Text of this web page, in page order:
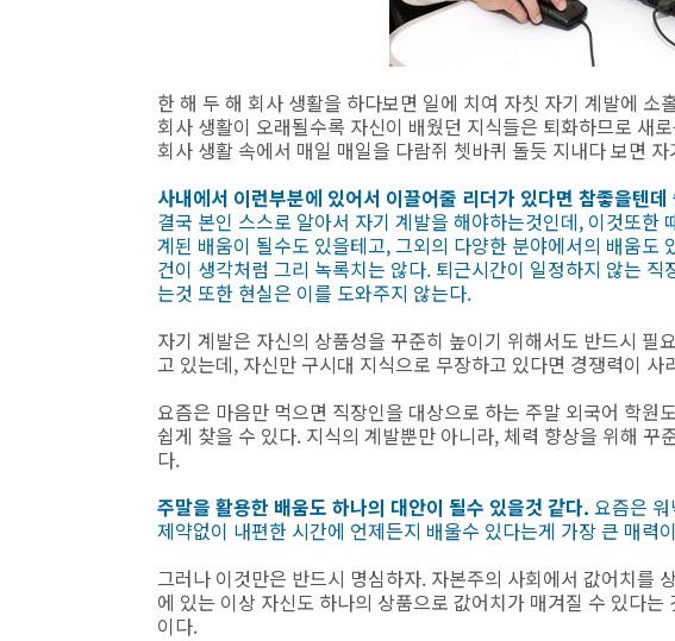
한 해 두 해 회사 생활을 하다보면 일에 치여 자칫 자기 계발에 소
회사 생활이 오래될수록 자신이 배웠던 지식들은 퇴화하므로 새
회사 생활 속에서 매일 매일을 다람쥐 쳇바퀴 돌듯 지내다 보면
사내에서 이런부분에 있어서 이끌어줄 리더가 있다면 참좋을텐
결국 본인 스스로 알아서 자기 계발을 해야하는것인데, 이것또한
계된 배움이 될수도 있을테고, 그외의 다양한 분야에서의 배움도
건이 생각처럼 그리 녹록치는 않다. 퇴근시간이 일정하지 않는
는것 또한 현실은 이를 도와주지 않는다.
자기 계발은 자신의 상품성을 꾸준히 높이기 위해서도 반드시 필
고 있는데, 자신만 구시대 지식으로 무장하고 있다면 경쟁력이
요즘은 마음만 먹으면 직장인을 대상으로 하는 주말 외국어 학원
쉽게 찾을 수 있다. 지식의 계발뿐만 아니라, 체력 향상을 위해 꾸
다.
주말을 활용한 배움도 하나의 대안이 될수 있을것 같다. 요즘은
제약없이 내편한 시간에 언제든지 배울수 있다는게 가장 큰 매력
그러나 이것만은 반드시 명심하자. 자본주의 사회에서 값어치를
에 있는 이상 자신도 하나의 상품으로 값어치가 매겨질 수 있다
이다.